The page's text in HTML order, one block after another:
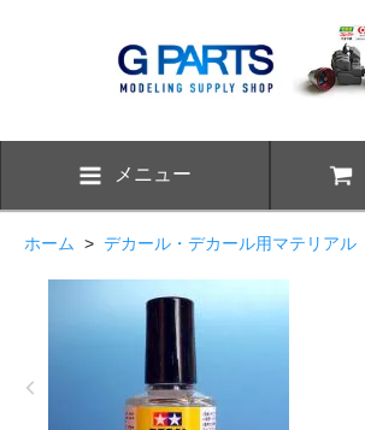
メニュー
ホーム > デカール・デカール用マテリアル